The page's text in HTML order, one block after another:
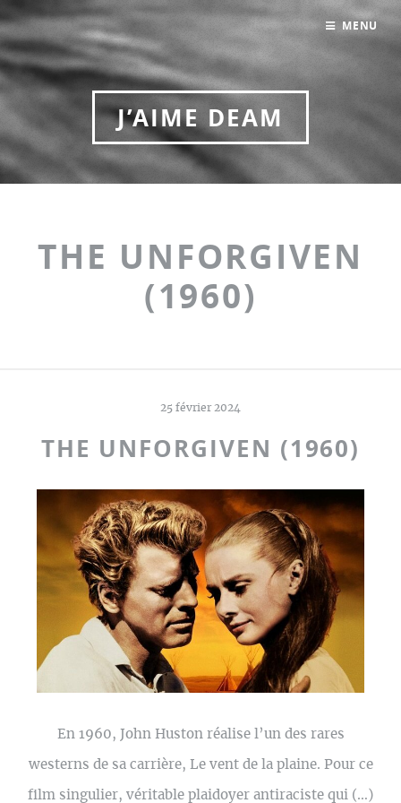
J’AIME DEAM
THE UNFORGIVEN
(1960)
25 février 2024
THE UNFORGIVEN (1960)
En 1960, John Huston réalise l’un des rares
westerns de sa carrière, Le vent de la plaine. Pour ce
film singulier, véritable plaidoyer antiraciste qui (…)
MENU